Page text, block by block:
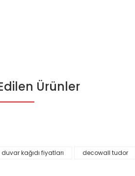
yorumu siz yapın!
öneri formunu kullanarak tarafımıza
Ürünler
duvar kağıdı fiyatları decowall tudor